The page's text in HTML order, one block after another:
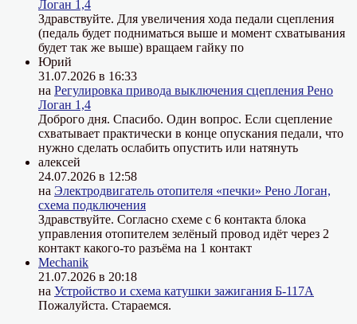
Логан 1,4
Здравствуйте. Для увеличения хода педали сцепления
(педаль будет подниматься выше и момент схватывания
будет так же выше) вращаем гайку по
Юрий
31.07.2026 в 16:33
на Регулировка привода выключения сцепления Рено
Логан 1,4
Доброго дня. Спасибо. Один вопрос. Если сцепление
схватывает практически в конце опускания педали, что
нужно сделать ослабить опустить или натянуть
алексей
24.07.2026 в 12:58
на Электродвигатель отопителя «печки» Рено Логан,
схема подключения
Здравствуйте. Согласно схеме с 6 контакта блока
управления отопителем зелёный провод идёт через 2
контакт какого-то разъёма на 1 контакт
Mechanik
21.07.2026 в 20:18
на Устройство и схема катушки зажигания Б-117А
Пожалуйста. Стараемся.